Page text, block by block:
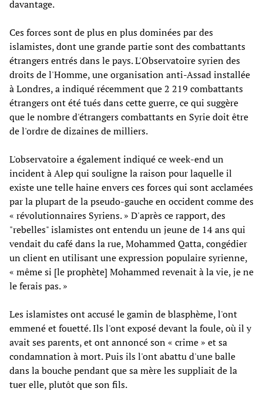
davantage.
Ces forces sont de plus en plus dominées par des
islamistes, dont une grande partie sont des combattants
étrangers entrés dans le pays. L'Observatoire syrien des
droits de l'Homme, une organisation anti-Assad installée
à Londres, a indiqué récemment que 2 219 combattants
étrangers ont été tués dans cette guerre, ce qui suggère
que le nombre d'étrangers combattants en Syrie doit être
de l'ordre de dizaines de milliers.
L'observatoire a également indiqué ce week-end un
incident à Alep qui souligne la raison pour laquelle il
existe une telle haine envers ces forces qui sont acclamées
par la plupart de la pseudo-gauche en occident comme des
« révolutionnaires Syriens. » D'après ce rapport, des
"rebelles" islamistes ont entendu un jeune de 14 ans qui
vendait du café dans la rue, Mohammed Qatta, congédier
un client en utilisant une expression populaire syrienne,
« même si [le prophète] Mohammed revenait à la vie, je ne
le ferais pas. »
Les islamistes ont accusé le gamin de blasphème, l'ont
emmené et fouetté. Ils l'ont exposé devant la foule, où il y
avait ses parents, et ont annoncé son « crime » et sa
condamnation à mort. Puis ils l'ont abattu d'une balle
dans la bouche pendant que sa mère les suppliait de la
tuer elle, plutôt que son fils.